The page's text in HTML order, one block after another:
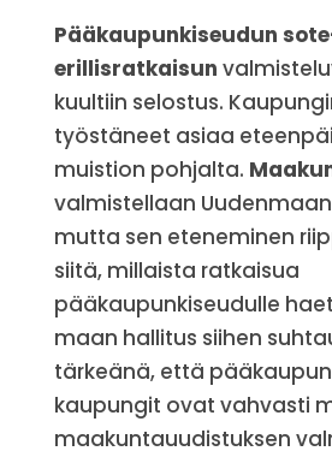
Pääkaupunkiseudun
erillisratkaisun
kuultiin selostus.
työstäneet asiaa
muistion pohjalta.
valmistellaan
mutta sen eteneminen
siitä, millaista ratkaisua
pääkaupunkiseudulle
maan hallitus siihen
tärkeänä, että
kaupungit ovat vahvasti
maakuntauudistuksen